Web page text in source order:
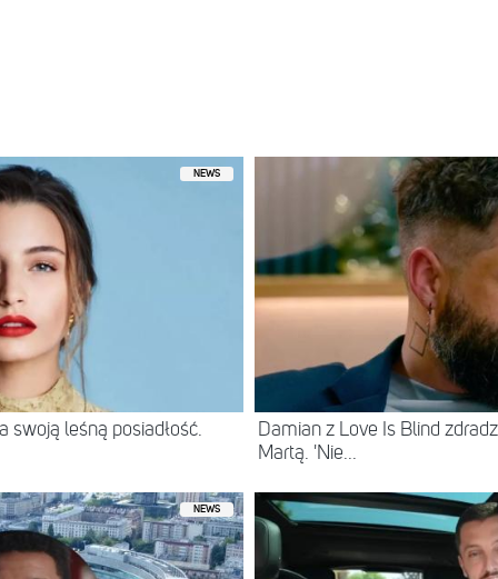
NEWS
leśną posiadłość.
Damian z Love Is Blind
Martą. 'Nie...
NEWS